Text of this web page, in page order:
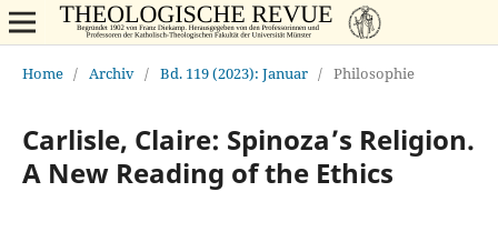
Home / Archiv / Bd. 119 (2023): Januar / Philosophie
Carlisle, Claire: Spinoza’s Religion.
A New Reading of the Ethics